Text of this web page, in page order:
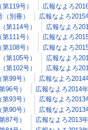
119号）
広報なよろ
別冊）
広報なよろ2015
第114号）
広報なよろ
111号）
広報なよろ
108号）
広報なよろ
第105号）
広報なよろ
第102号）
広報なよろ
99号）
広報なよろ2014
96号）
広報なよろ2014
93号）
広報なよろ2013
90号）
広報なよろ2013
87号）
広報なよろ2013